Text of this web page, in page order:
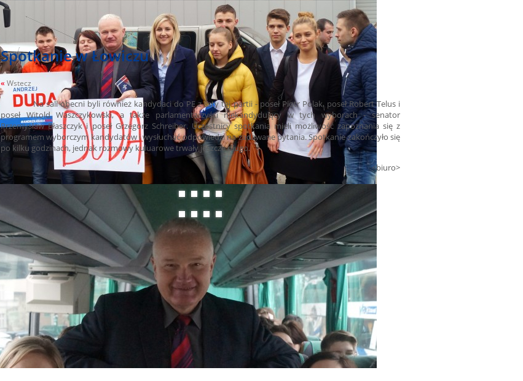
Spotkanie w Łowiczu
« Wstecz
Na sali obecni byli również kandydaci do PE z listy tej partii - poseł Piotr Polak, poseł Robert Telus i
poseł Witold Waszczykowski, a także parlamentarzyści niekandydujący w tych wyborach - senator
Przemysław Błaszczyk i poseł Grzegorz Schreiber. Uczestnicy spotkania mieli możliwość zapoznania się z
programem wyborczym kandydatów i wysłuchać odpowiedzi na zadawane pytania. Spotkanie zakończyło się
po kilku godzinach, jednak rozmowy kuluarowe trwały jeszcze długo.
<biuro>